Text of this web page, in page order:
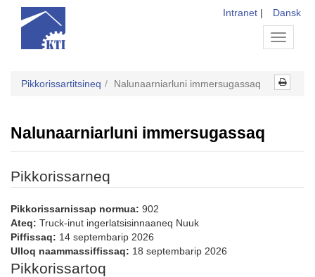
Toggle
Intranet | Dansk
Pikkorissartitsineq Nalunaarniarluni immersugassaq
Nalunaarniarluni immersugassaq
Pikkorissarneq
Pikkorissarnissap normua: 902
Ateq: Truck-inut ingerlatsisinnaaneq Nuuk
Piffissaq: 14 septembarip 2026
Ulloq naammassiffissaq: 18 septembarip 2026
Pikkorissartoq